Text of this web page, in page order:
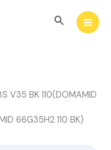
搜
V35 BK 110(DOMAMID
66G35H2 110 BK)